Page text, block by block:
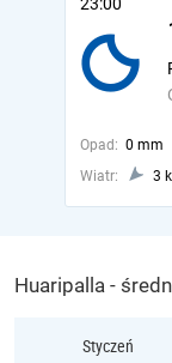
Opad: 0 mm
Wiatr:
3
Huaripalla -
Styczeń